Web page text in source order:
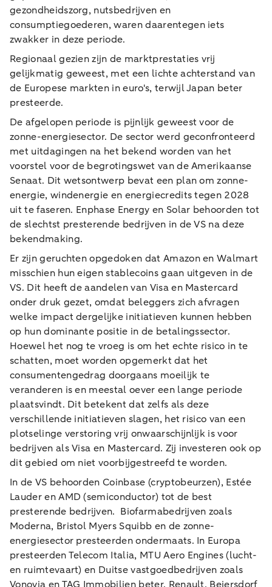
gezondheidszorg, nutsbedrijven en
consumptiegoederen, waren daarentegen iets
zwakker in deze periode.
Regionaal gezien zijn de marktprestaties vrij
gelijkmatig geweest, met een lichte achterstand van
de Europese markten in euro's, terwijl Japan beter
presteerde.
De afgelopen periode is pijnlijk geweest voor de
zonne-energiesector. De sector werd geconfronteerd
met uitdagingen na het bekend worden van het
voorstel voor de begrotingswet van de Amerikaanse
Senaat. Dit wetsontwerp bevat een plan om zonne-
energie, windenergie en energiecredits tegen 2028
uit te faseren. Enphase Energy en Solar behoorden tot
de slechtst presterende bedrijven in de VS na deze
bekendmaking.
Er zijn geruchten opgedoken dat Amazon en Walmart
misschien hun eigen stablecoins gaan uitgeven in de
VS. Dit heeft de aandelen van Visa en Mastercard
onder druk gezet, omdat beleggers zich afvragen
welke impact dergelijke initiatieven kunnen hebben
op hun dominante positie in de betalingssector.
Hoewel het nog te vroeg is om het echte risico in te
schatten, moet worden opgemerkt dat het
consumentengedrag doorgaans moeilijk te
veranderen is en meestal oever een lange periode
plaatsvindt. Dit betekent dat zelfs als deze
verschillende initiatieven slagen, het risico van een
plotselinge verstoring vrij onwaarschijnlijk is voor
bedrijven als Visa en Mastercard. Zij investeren ook op
dit gebied om niet voorbijgestreefd te worden.
In de VS behoorden Coinbase (cryptobeurzen), Estée
Lauder en AMD (semiconductor) tot de best
presterende bedrijven. Biofarmabedrijven zoals
Moderna, Bristol Myers Squibb en de zonne-
energiesector presteerden ondermaats. In Europa
presteerden Telecom Italia, MTU Aero Engines (lucht-
en ruimtevaart) en Duitse vastgoedbedrijven zoals